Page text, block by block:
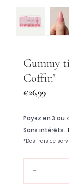
Ouvrir
les
dans
une
fenêtre
modale
Gummy
Coffin"
Prix
€26,99